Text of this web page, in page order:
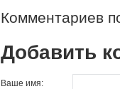
Комментариев
Добавить
Ваше имя: